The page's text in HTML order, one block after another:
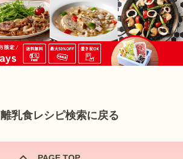
離乳食レシピ検索に戻る